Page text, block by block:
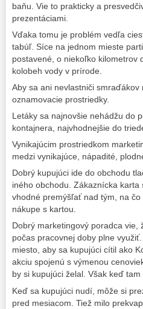
baňu. Vie to prakticky a
prezentáciami.
Vďaka tomu je problém vedľa
tabúľ. Síce na jednom mieste
postavené, o niekoľko kilometrov
kolobeh vody v prírode.
Aby sa ani nevlastniči
oznamovacie prostriedky.
Letáky sa najnovšie nehádžu do
kontajnera, najvhodnejšie do
Vynikajúcim prostriedkom
medzi vynikajúce, nápadité,
Dobrý kupujúci ide do obchodu
iného obchodu. Zákaznícka
vhodné premýšľať nad tým, na
nákupe s kartou.
Dobrý marketingový poradca
počas pracovnej doby plne
miesto, aby sa kupujúci cítil ako
akciu spojenú s výmenou
by si kupujúci želal. Však keď
Keď sa kupujúci nudí, môže si
pred mesiacom. Tiež milo